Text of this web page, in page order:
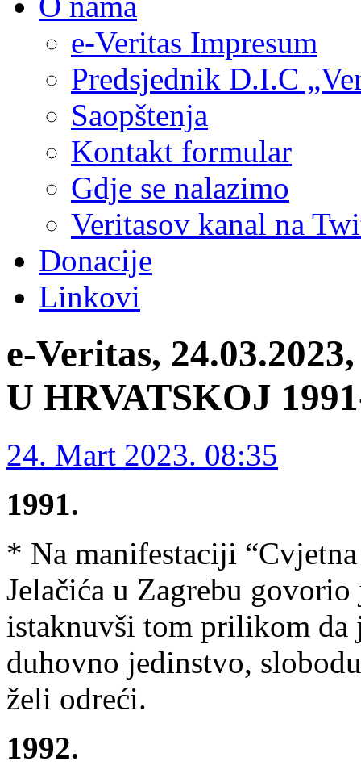
e-Veritas Impresum
Predsjednik D.I.C
Saopštenja
Kontakt formular
Gdje se nalazimo
Veritasov kanal na
Donacije
Linkovi
e-Veritas,
U HRVATSKOJ
24. Mart 2023. 08:35
1991.
* Na manifestaciji
Jelačića u Zagrebu
istaknuvši tom prilikom da
duhovno jedinstvo,
želi odreći.
1992.